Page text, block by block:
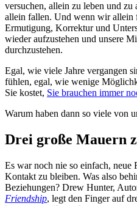
versuchen, allein zu leben und
allein fallen. Und wenn wir allein
Ermutigung, Korrektur und
wieder aufzustehen und unsere
durchzustehen.
Egal, wie viele Jahre vergangen
fühlen, egal, wie wenige
Sie kostet, Sie brauchen immer
Warum haben dann so viele von
Drei große Mauern
Es war noch nie so einfach, neue
Kontakt zu bleiben. Was also
Beziehungen? Drew Hunter,
Friendship, legt den Finger auf